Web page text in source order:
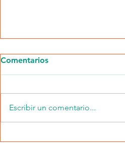
Comentarios
Escribir un comentario...